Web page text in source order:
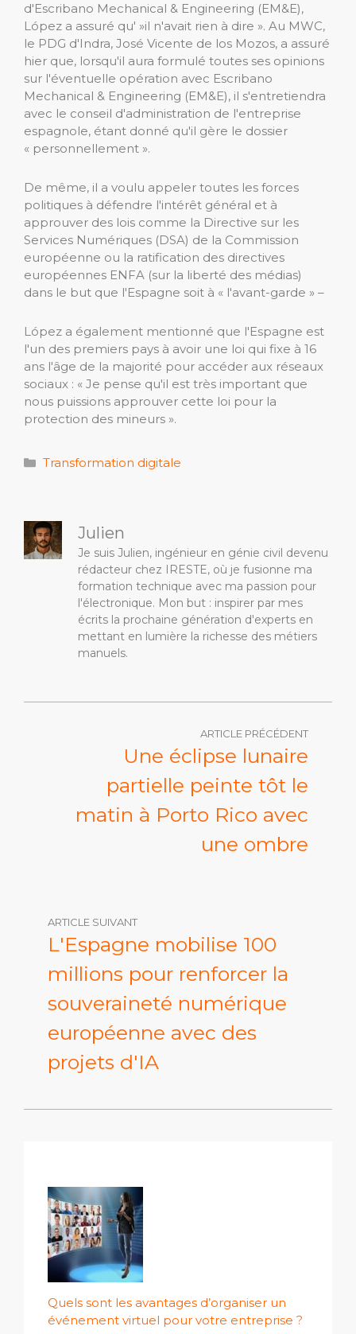
d'Escribano Mechanical & Engineering (EM&E),
López a assuré qu' »il n'avait rien à dire ». Au MWC,
le PDG d'Indra, José Vicente de los Mozos, a assuré
hier que, lorsqu'il aura formulé toutes ses opinions
sur l'éventuelle opération avec Escribano
Mechanical & Engineering (EM&E), il s'entretiendra
avec le conseil d'administration de l'entreprise
espagnole, étant donné qu'il gère le dossier
« personnellement ».
De même, il a voulu appeler toutes les forces
politiques à défendre l'intérêt général et à
approuver des lois comme la Directive sur les
Services Numériques (DSA) de la Commission
européenne ou la ratification des directives
européennes ENFA (sur la liberté des médias)
dans le but que l'Espagne soit à « l'avant-garde » –
López a également mentionné que l'Espagne est
l'un des premiers pays à avoir une loi qui fixe à 16
ans l'âge de la majorité pour accéder aux réseaux
sociaux : « Je pense qu'il est très important que
nous puissions approuver cette loi pour la
protection des mineurs ».
Catégories
Transformation digitale
Julien
Je suis Julien, ingénieur en génie civil devenu
rédacteur chez IRESTE, où je fusionne ma
formation technique avec ma passion pour
l'électronique. Mon but : inspirer par mes
écrits la prochaine génération d'experts en
mettant en lumière la richesse des métiers
manuels.
ARTICLE PRÉCÉDENT
Une éclipse lunaire
partielle peinte tôt le
matin à Porto Rico avec
une ombre
ARTICLE SUIVANT
L'Espagne mobilise 100
millions pour renforcer la
souveraineté numérique
européenne avec des
projets d'IA
Quels sont les avantages d’organiser un
événement virtuel pour votre entreprise ?